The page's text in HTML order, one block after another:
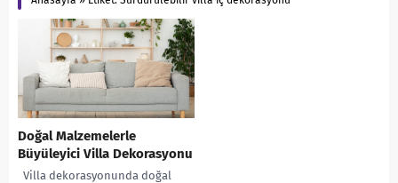
Doğal Malzemelerle
Büyüleyici Villa Dekorasyonu
Villa dekorasyonunda doğal